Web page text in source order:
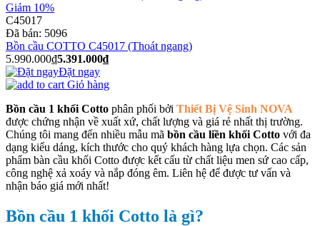
Giảm 10%
C45017
Đã bán: 5096
Bồn cầu COTTO C45017 (Thoát ngang)
5.990.000₫5.391.000₫
Đặt ngay
Giỏ hàng
Bồn cầu 1 khối Cotto phân phối bởi Thiết Bị Vệ Sinh NOVA
được chứng nhận về xuất xứ, chất lượng và giá rẻ nhất thị trường.
Chúng tôi mang đến nhiều mẫu mã bồn cầu liền khối Cotto với đa
dạng kiểu dáng, kích thước cho quý khách hàng lựa chọn. Các sản
phẩm bàn cầu khối Cotto được kết cấu từ chất liệu men sứ cao cấp,
công nghệ xả xoáy và nắp đóng êm. Liên hệ để được tư vấn và
nhận báo giá mới nhất!
Bồn cầu 1 khối Cotto là gì?